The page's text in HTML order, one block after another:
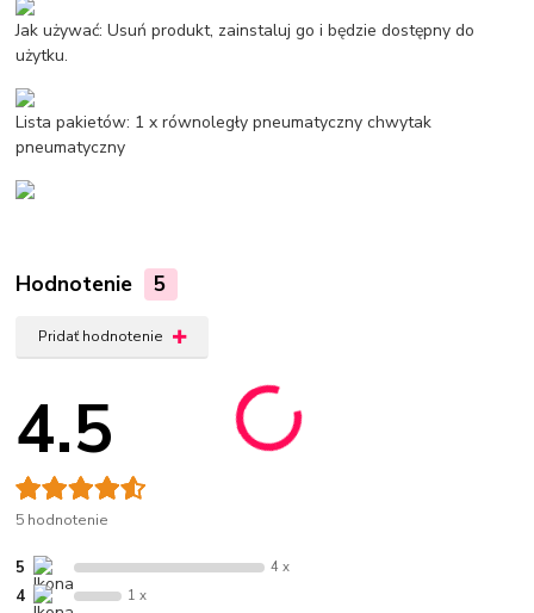
Jak używać: Usuń produkt, zainstaluj go i będzie dostępny do
użytku.
Lista pakietów: 1 x równoległy pneumatyczny chwytak
pneumatyczny
Hodnotenie 5
Pridať hodnotenie
4.5
5 hodnotenie
5 4 x
4 1 x